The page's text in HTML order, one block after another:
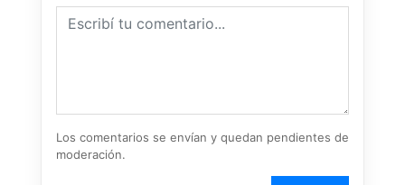
Los comentarios se envían y quedan pendientes de
moderación.